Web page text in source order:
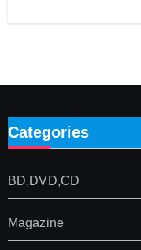
Categories
BD,DVD,CD
Magazine